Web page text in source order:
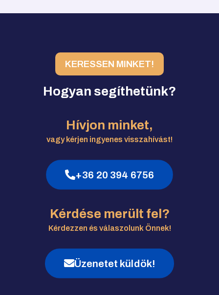
KERESSEN MINKET!
Hogyan segíthetünk?
Hívjon minket,
vagy kérjen ingyenes visszahívást!
+36 20 394 6756
Kérdése merült fel?
Kérdezzen és válaszolunk Önnek!
Üzenetet küldök!